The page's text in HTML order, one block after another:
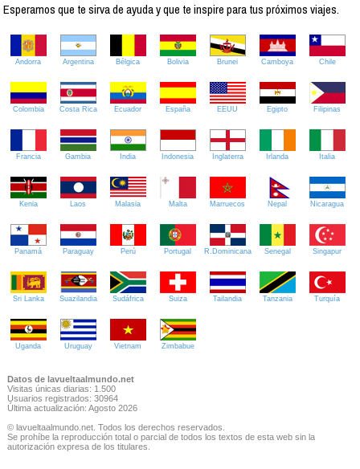
Esperamos que te sirva de ayuda y que te inspire para tus próximos viajes.
Andorra Argentina Bélgica Bolivia Brunei Camboya Chile
Colombia Costa Rica Ecuador España EEUU Egipto Filipinas
Francia Gambia India Indonesia Inglaterra Irlanda Italia
Kenia Laos Malasia Malta Marruecos Nepal Nicaragua
Panamá Paraguay Perú Portugal R.Dominicana Senegal Singapur
Sri Lanka Suazilandia Sudáfrica Suiza Tailandia Tanzania Turquía
Uganda Uruguay Vietnam Zimbabue
Datos de lavueltaalmundo.net
Visitas únicas diarias: 1.500
Usuarios registrados: 30964
Última actualización: Agosto 2026
© lavueltaalmundo.net. Todos los derechos reservados.
Se prohíbe la reproducción total o parcial de todos los textos de esta web sin la
autorización expresa de los titulares.